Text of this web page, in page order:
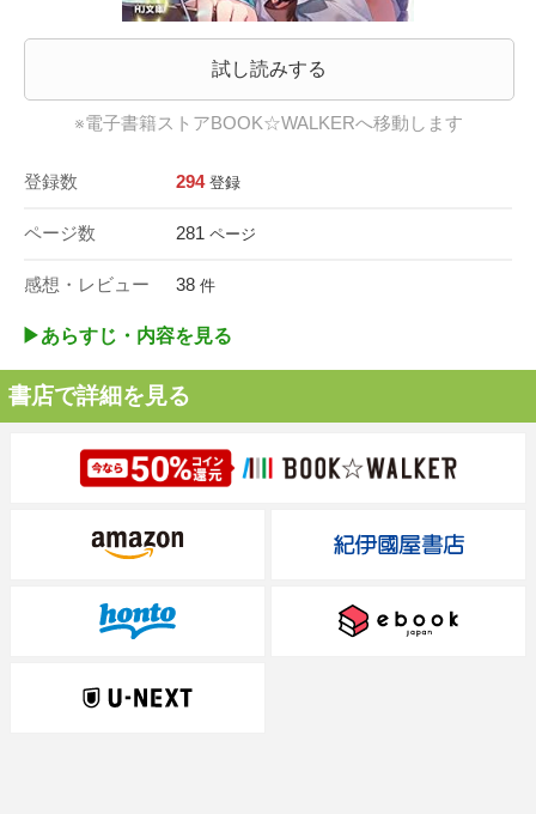
試し読みする
※電子書籍ストアBOOK☆WALKERへ移動します
登録数 294 登録
ページ数 281 ページ
感想・レビュー 38 件
▶︎あらすじ・内容を見る
書店で詳細を見る